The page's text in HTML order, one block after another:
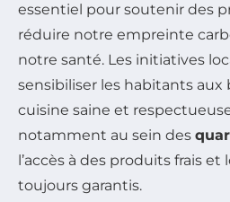
essentiel pour soutenir des
réduire notre empreinte
notre santé. Les initiatives
sensibiliser les habitants aux
cuisine saine et
notamment au sein des
l’accès à des produits frais et
toujours garantis.